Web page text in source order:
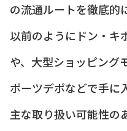
の流通ルートを徹底的
以前のようにドン・キ
や、大型ショッピング
ポーツデポなどで手に
主な取り扱い可能性の